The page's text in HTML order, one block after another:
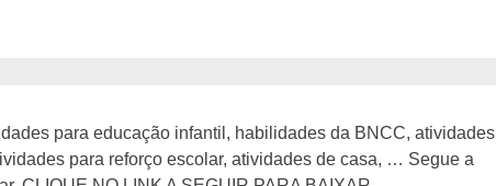
para educação infantil, habilidades da BNCC, atividades
para reforço escolar, atividades de casa, … Segue a